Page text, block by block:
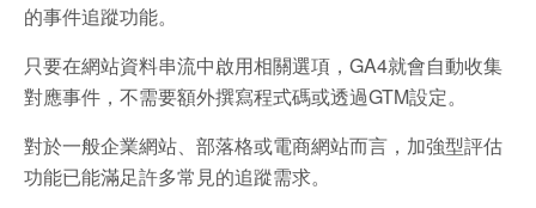
的事件追蹤功能。
只要在網站資料串流中啟用相關選項，GA4就會自動收集
對應事件，不需要額外撰寫程式碼或透過GTM設定。
對於一般企業網站、部落格或電商網站而言，加強型評估
功能已能滿足許多常見的追蹤需求。